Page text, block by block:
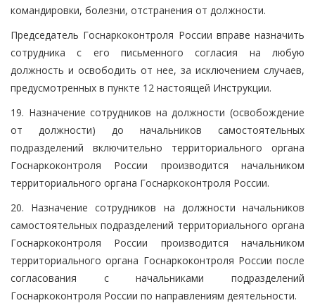
командировки, болезни, отстранения от должности.
Председатель Госнаркоконтроля России вправе назначить
сотрудника с его письменного согласия на любую
должность и освободить от нее, за исключением случаев,
предусмотренных в пункте 12 настоящей Инструкции.
19. Назначение сотрудников на должности (освобождение
от должности) до начальников самостоятельных
подразделений включительно территориального органа
Госнаркоконтроля России производится начальником
территориального органа Госнаркоконтроля России.
20. Назначение сотрудников на должности начальников
самостоятельных подразделений территориального органа
Госнаркоконтроля России производится начальником
территориального органа Госнаркоконтроля России после
согласования с начальниками подразделений
Госнаркоконтроля России по направлениям деятельности.